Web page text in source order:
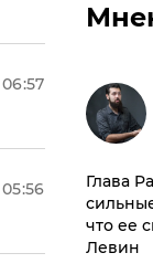
06:57
05:56
Глава
что ее
Левин